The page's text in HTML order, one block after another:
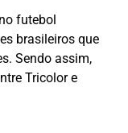
futebol
brasileiros que
Sendo assim,
Tricolor e